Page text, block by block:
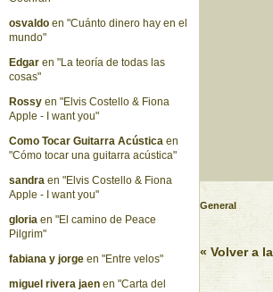
General
« Volver a
osvaldo en "Cuánto dinero hay en el
mundo"
Edgar en "La teoría de todas las
cosas"
Rossy en "Elvis Costello & Fiona
Apple - I want you"
Como Tocar Guitarra Acústica en
"Cómo tocar una guitarra acústica"
sandra en "Elvis Costello & Fiona
Apple - I want you"
gloria en "El camino de Peace
Pilgrim"
fabiana y jorge en "Entre velos"
miguel rivera jaen en "Carta del